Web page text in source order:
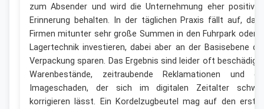
zum Absender und wird die Unternehmung eher positiv
Erinnerung behalten. In der täglichen Praxis fällt auf,
Firmen mitunter sehr große Summen in den Fuhrpark oder
Lagertechnik investieren, dabei aber an der Basisebene
Verpackung sparen. Das Ergebnis sind leider oft
Warenbestände, zeitraubende Reklamationen und
Imageschaden, der sich im digitalen Zeitalter
korrigieren lässt. Ein Kordelzugbeutel mag auf den